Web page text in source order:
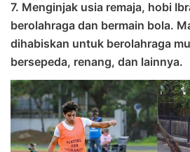
7. Menginjak usia remaja, hobi
berolahraga dan bermain bola.
dihabiskan untuk berolahraga
bersepeda, renang, dan lainnya.